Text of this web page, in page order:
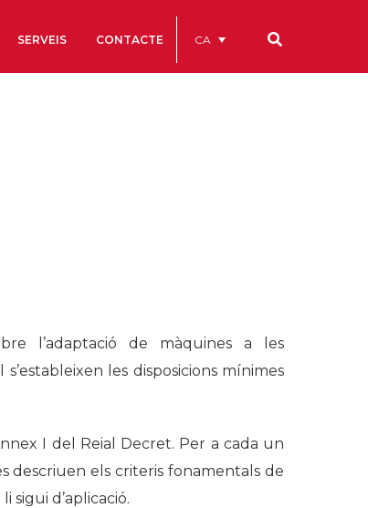
SERVEIS CONTACTE CA
l’adaptació de màquines a les
les disposicions mínimes
I del Reial Decret. Per a cada un
descriuen els criteris fonamentals de
sigui d’aplicació.